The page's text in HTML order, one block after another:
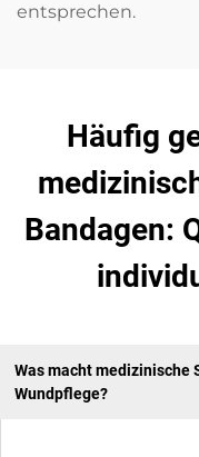
entsprechen.
Häufig
Bandagen:
Was macht medizinische
Wundpflege?